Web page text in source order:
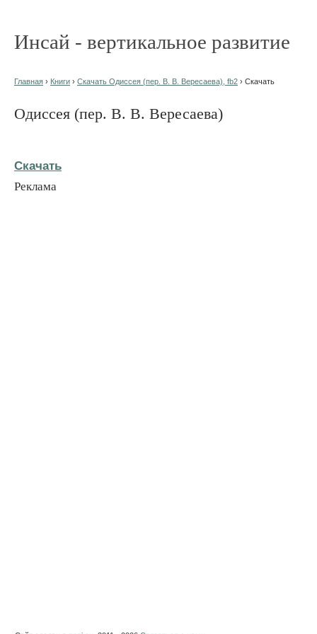
Инсай - вертикальное развитие
Главная › Книги › Скачать Одиссея (пер. В. В. Вересаева), fb2 › Скачать
Одиссея (пер. В. В. Вересаева)
Скачать
Реклама